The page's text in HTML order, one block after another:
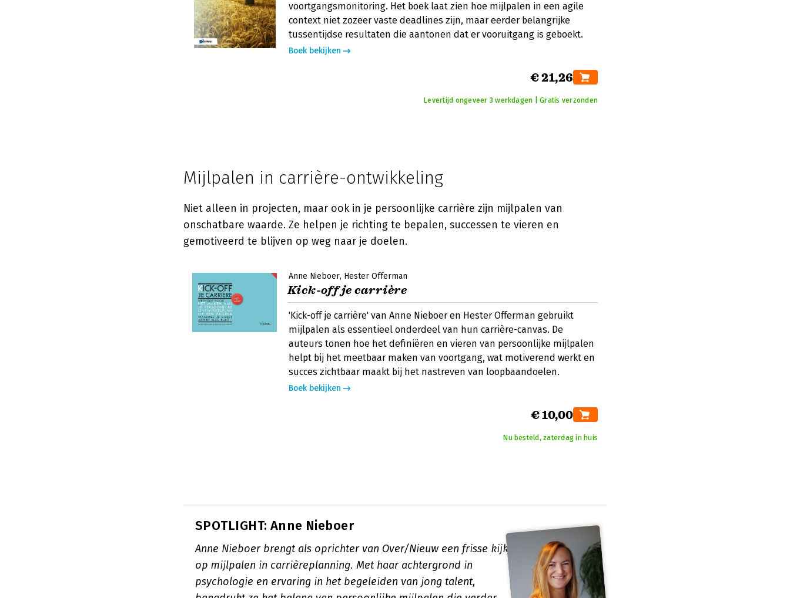
voortgangsmonitoring. Het boek laat zien hoe mijlpalen in een agile
context niet zozeer vaste deadlines zijn, maar eerder belangrijke
tussentijdse resultaten die aantonen dat er vooruitgang is geboekt.
Boek bekijken
€ 21,26
Levertijd ongeveer 3 werkdagen | Gratis verzonden
Mijlpalen in carrière-ontwikkeling
Niet alleen in projecten, maar ook in je persoonlijke carrière zijn mijlpalen van
onschatbare waarde. Ze helpen je richting te bepalen, successen te vieren en
gemotiveerd te blijven op weg naar je doelen.
Anne Nieboer Hester Offerman
Kick-off je carrière
'Kick-off je carrière' van Anne Nieboer en Hester Offerman gebruikt
mijlpalen als essentieel onderdeel van hun carrière-canvas. De
auteurs tonen hoe het definiëren en vieren van persoonlijke mijlpalen
helpt bij het meetbaar maken van voortgang, wat motiverend werkt en
succes zichtbaar maakt bij het nastreven van loopbaandoelen.
Boek bekijken
€ 10,00
Nu besteld, zaterdag in huis
SPOTLIGHT: Anne Nieboer
Anne Nieboer brengt als oprichter van Over/Nieuw een frisse kijk
op mijlpalen in carrièreplanning. Met haar achtergrond in
psychologie en ervaring in het begeleiden van jong talent,